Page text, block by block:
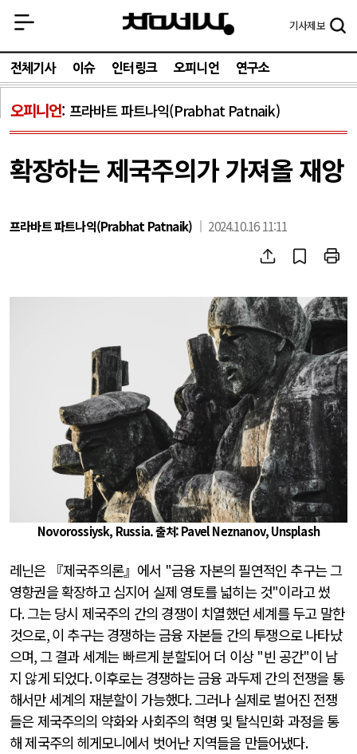
기사제보
전체기사 이슈 인터링크 오피니언 연구소
오피니언 프라바트 파트나익(Prabhat Patnaik)
확장하는 제국주의가 가져올 재앙
프라바트 파트나익(Prabhat Patnaik) 2024.10.16 11:11
Novorossiysk, Russia. 출처: Pavel Neznanov, Unsplash
레닌은 『제국주의론』에서 "금융 자본의 필연적인 추구는 그
영향권을 확장하고 심지어 실제 영토를 넓히는 것"이라고 썼
다.그는 당시 제국주의 간의 경쟁이 치열했던 세계를 두고 말한
것으로,이 추구는 경쟁하는 금융 자본들 간의 투쟁으로 나타났
으며,그 결과 세계는 빠르게 분할되어 더 이상 "빈 공간"이 남
지 않게 되었다.이후로는 경쟁하는 금융 과두제 간의 전쟁을 통
해서만 세계의 재분할이 가능했다.그러나 실제로 벌어진 전쟁
들은 제국주의의 약화와 사회주의 혁명 및 탈식민화 과정을 통
해 제국주의 헤게모니에서 벗어난 지역들을 만들어냈다.